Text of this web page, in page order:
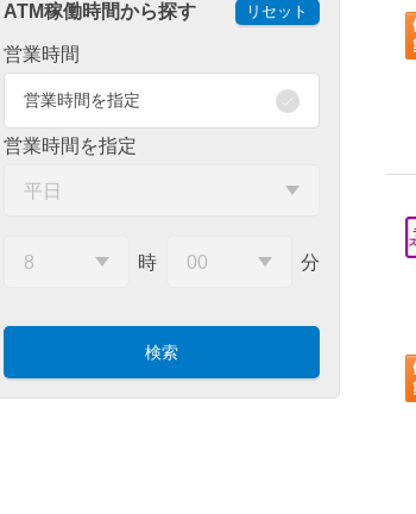
ATM稼働時間から探す リセット
営業時間
営業時間を指定
営業時間を指定
時 分